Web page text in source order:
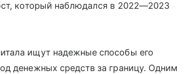
который наблюдался в 2022—2023
ищут надежные способы его
денежных средств за границу. Одним